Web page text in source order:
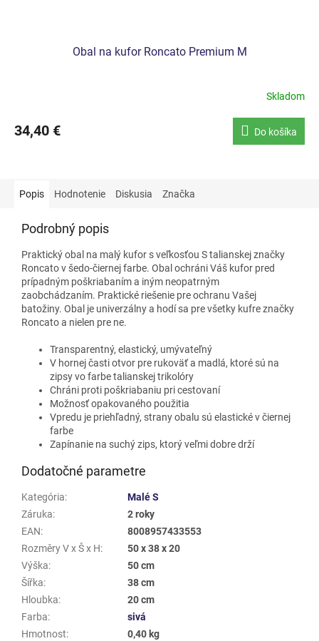
Obal na kufor Roncato Premium M
Skladom
34,40 € Do košíka
Popis Hodnotenie Diskusia Značka
Podrobný popis
Praktický obal na malý kufor s veľkosťou S talianskej značky
Roncato v šedo-čiernej farbe. Obal ochráni Váš kufor pred
prípadným poškriabaním a iným neopatrným
zaobchádzaním. Praktické riešenie pre ochranu Vašej
batožiny. Obal je univerzálny a hodí sa pre všetky kufre značky
Roncato a nielen pre ne.
Transparentný, elastický, umývateľný
V hornej časti otvor pre rukoväť a madlá, ktoré sú na
zipsy vo farbe talianskej trikolóry
Chráni proti poškriabaniu pri cestovaní
Možnosť opakovaného použitia
Vpredu je priehľadný, strany obalu sú elastické v čiernej
farbe
Zapínanie na suchý zips, ktorý veľmi dobre drží
Dodatočné parametre
Kategória:
Malé S
Záruka:
2 roky
EAN:
8008957433553
Rozměry V x Š x H:
50 x 38 x 20
Výška:
50 cm
Šířka:
38 cm
Hloubka:
20 cm
Farba:
sivá
Hmotnost:
0,40 kg